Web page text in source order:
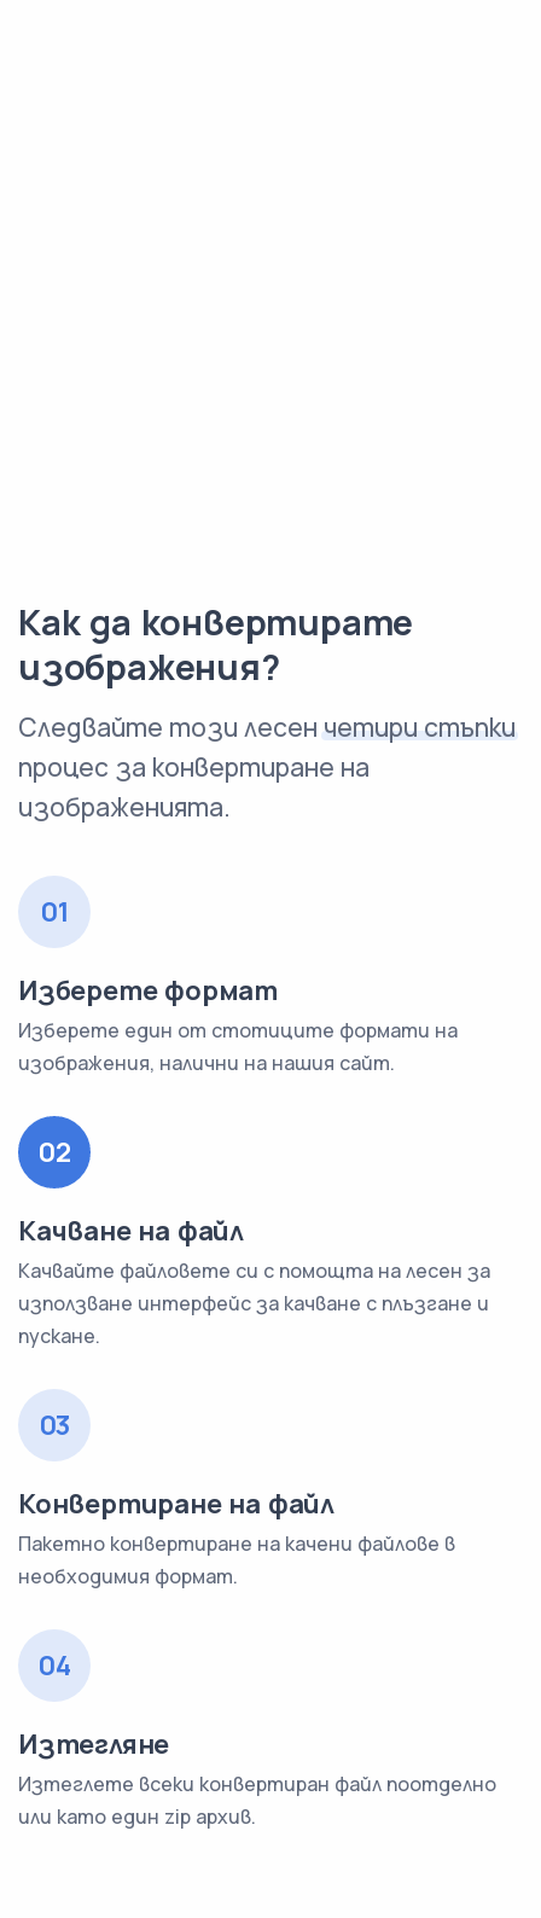
Как да конвертирате
изображения?
Следвайте този лесенчетири стъпки
процес за конвертиране на
изображенията.
01
Изберете формат
Изберете един от стотиците формати на
изображения, налични на нашия сайт.
02
Качване на файл
Качвайте файловете си с помощта на лесен за
използване интерфейс за качване с плъзгане и
пускане.
03
Конвертиране на файл
Пакетно конвертиране на качени файлове в
необходимия формат.
04
Изтегляне
Изтеглете всеки конвертиран файл поотделно
или като един zip архив.